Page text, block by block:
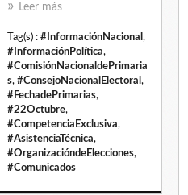
Leer más
Tag(s) : #InformaciónNacional ,
#InformaciónPolítica,
#ComisiónNacionaldePrimaria
s, #ConsejoNacionalElectoral ,
#FechadePrimarias,
#22Octubre,
#CompetenciaExclusiva,
#AsistenciaTécnica,
#OrganizacióndeElecciones,
#Comunicados